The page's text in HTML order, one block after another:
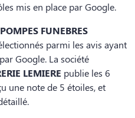
mis en place par Google.
POMPES FUNEBRES
parmi les avis ayant
Google. La société
LEMIERE publie les 6
une note de 5 étoiles, et